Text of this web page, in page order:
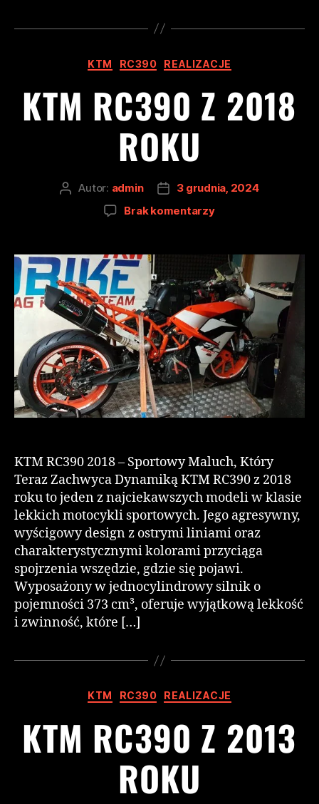
KTM RC390 REALIZACJE
KTM RC390 Z 2018
ROKU
Autor: admin
3 grudnia, 2024
Brak komentarzy
KTM RC390 2018 – Sportowy Maluch, Który
Teraz Zachwyca Dynamiką KTM RC390 z 2018
roku to jeden z najciekawszych modeli w klasie
lekkich motocykli sportowych. Jego agresywny,
wyścigowy design z ostrymi liniami oraz
charakterystycznymi kolorami przyciąga
spojrzenia wszędzie, gdzie się pojawi.
Wyposażony w jednocylindrowy silnik o
pojemności 373 cm³, oferuje wyjątkową lekkość
i zwinność, które […]
KTM RC390 REALIZACJE
KTM RC390 Z 2013
ROKU